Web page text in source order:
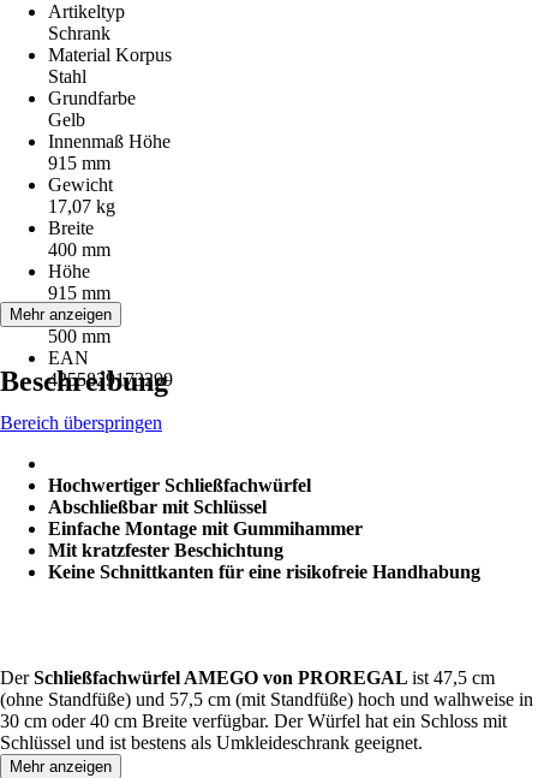
Artikeltyp
Schrank
Material Korpus
Stahl
Grundfarbe
Gelb
Innenmaß Höhe
915 mm
Gewicht
17,07 kg
Breite
400 mm
Höhe
915 mm
Tiefe
500 mm
EAN
4255829173299
Mehr anzeigen
Beschreibung
Bereich überspringen
Hochwertiger Schließfachwürfel
Abschließbar mit Schlüssel
Einfache Montage mit Gummihammer
Mit kratzfester Beschichtung
Keine Schnittkanten für eine risikofreie Handhabung
DerSchließfachwürfel AMEGO von PROREGAL ist 47,5 cm
(ohne Standfüße) und 57,5 cm (mit Standfüße) hoch und walhweise in
30 cm oder 40 cm Breite verfügbar. Der Würfel hat ein Schloss mit
Schlüssel und ist bestens als Umkleideschrank geeignet.
Mehr anzeigen